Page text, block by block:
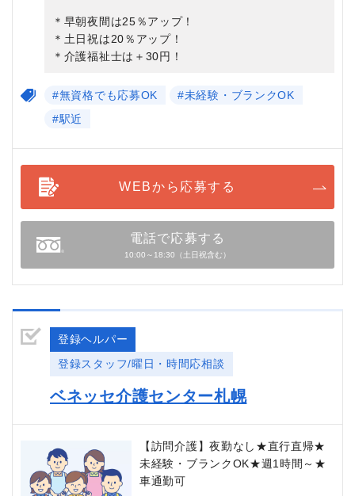
＊早朝夜間は25％アップ！
＊土日祝は20％アップ！
＊介護福祉士は＋30円！
#無資格でも応募OK
#未経験・ブランクOK
#駅近
WEBから応募する
電話で応募する
10:00～18:30（土日祝含む）
登録ヘルパー
登録スタッフ/曜日・時間応相談
ベネッセ介護センター札幌
【訪問介護】夜勤なし★直行直帰★
未経験・ブランクOK★週1時間～★
車通勤可